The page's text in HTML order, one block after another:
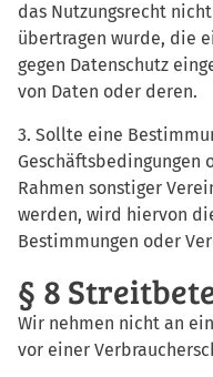
das Nutzungsrecht
übertragen wurde, die
gegen Datenschutz
von Daten oder deren.
3. Sollte eine
Geschäftsbedingungen
Rahmen sonstiger
werden, wird hiervon
Bestimmungen oder
§ 8
Wir nehmen nicht an
vor einer